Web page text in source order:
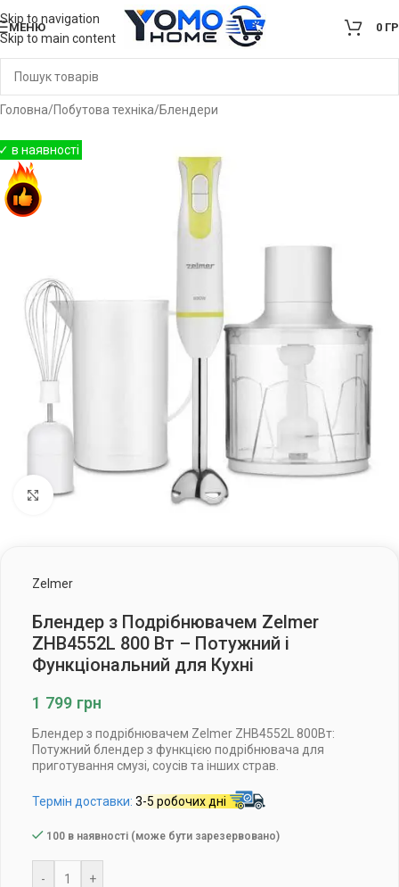
Skip to navigation
Skip to main content
МЕНЮ 0
Головна/Побутова техніка/Блендери
Клацніть, щоб збільшити
Zelmer
Блендер з Подрібнювачем Zelmer
ZHB4552L 800 Вт – Потужний і
Функціональний для Кухні
1 799 грн
Блендер з подрібнювачем Zelmer ZHB4552L 800Вт:
Потужний блендер з функцією подрібнювача для
приготування смузі, соусів та інших страв.
Термін доставки: 3-5 робочих дні
100 в наявності (може бути зарезервовано)
- +